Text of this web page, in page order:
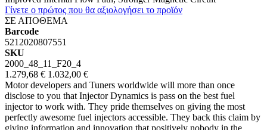
Γίνετε ο πρώτος που θα αξιολογήσει το προϊόν
ΣΕ ΑΠΟΘΕΜΑ
Barcode
5212020807551
SKU
2000_48_11_F20_4
1.279,68 € 1.032,00 €
Motor developers and Tuners worldwide will more than once
disclose to you that Injector Dynamics is pass on the best fuel
injector to work with. They pride themselves on giving the most
perfectly awesome fuel injectors accessible. They back this claim by